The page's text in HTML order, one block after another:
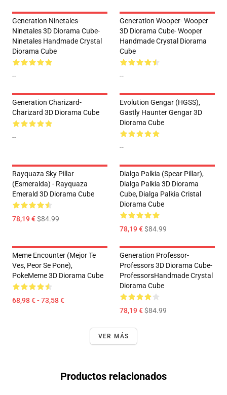
Generation Ninetales-
Ninetales 3D Diorama Cube-
Ninetales Handmade Crystal
Diorama Cube
--
Generation Wooper- Wooper
3D Diorama Cube- Wooper
Handmade Crystal Diorama
Cube
--
Generation Charizard-
Charizard 3D Diorama Cube
--
Evolution Gengar (HGSS),
Gastly Haunter Gengar 3D
Diorama Cube
--
Rayquaza Sky Pillar
(Esmeralda) - Rayquaza
Emerald 3D Diorama Cube
78,19 €$84.99
Dialga Palkia (Spear Pillar),
Dialga Palkia 3D Diorama
Cube, Dialga Palkia Cristal
Diorama Cube
78,19 €$84.99
Meme Encounter (Mejor Te
Ves, Peor Se Pone),
PokeMeme 3D Diorama Cube
68,98 € - 73,58 €
Generation Professor-
Professors 3D Diorama Cube-
ProfessorsHandmade Crystal
Diorama Cube
78,19 €$84.99
VER MÁS
Productos relacionados